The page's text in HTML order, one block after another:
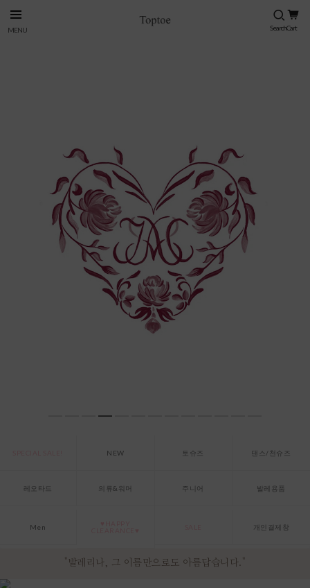
NEW 토슈즈 댄스/천슈즈
레오타드 의류&워머 주니어 발레용품
Men 개인결제창
"발레리나, 그 이름만으로도 아름답습니다."